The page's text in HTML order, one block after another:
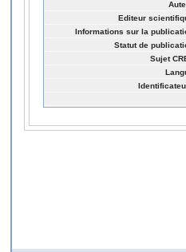
Editeur
Informations sur la
Statut de
Sujet